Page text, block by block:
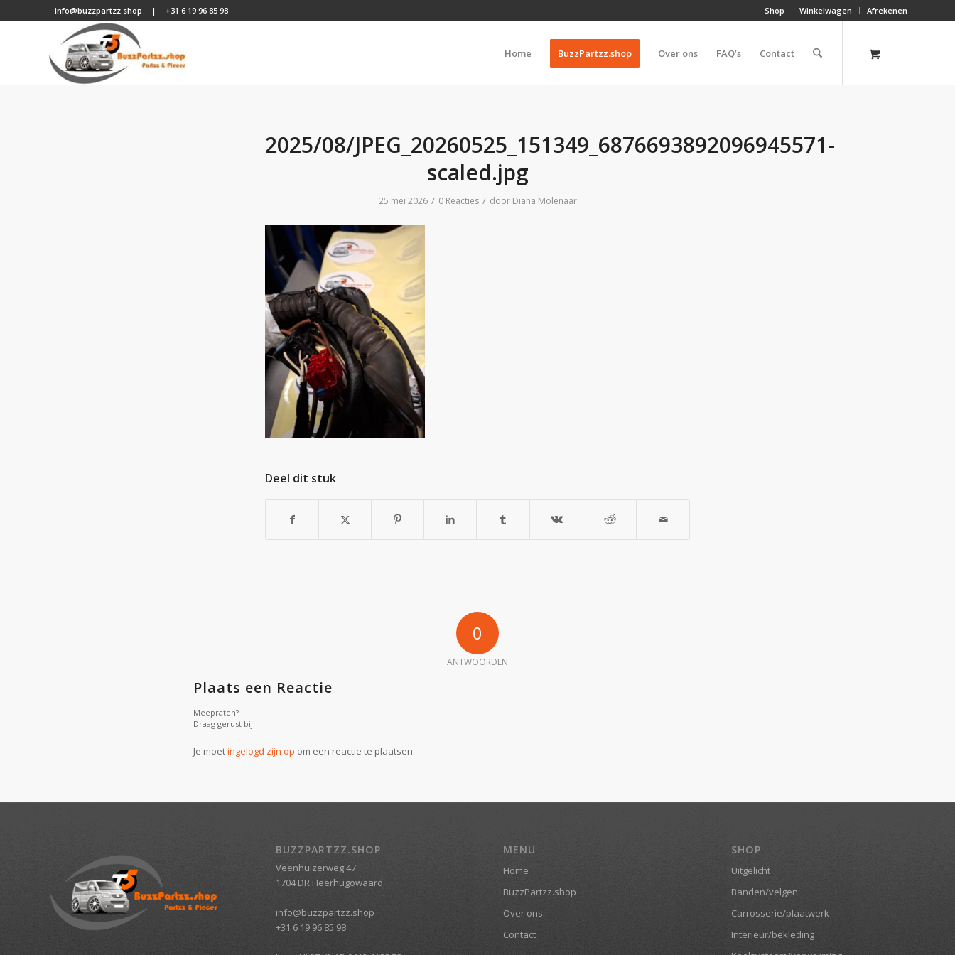
Shop Winkelwagen Afrekenen
info@buzzpartzz.shop | +31 6 19 96 85 98
Home BuzzPartzz.shop Over ons FAQ’s Contact
2025/08/JPEG_20260525_151349_6876693892096945571-
scaled.jpg
25 mei 2026 / 0 Reacties / door Diana Molenaar
Deel dit stuk
0
ANTWOORDEN
Plaats een Reactie
Meepraten?
Draag gerust bij!
Je moetingelogd zijn op om een reactie te plaatsen.
BUZZPARTZZ.SHOP
Veenhuizerweg 47
1704 DR Heerhugowaard
info@buzzpartzz.shop
+31 6 19 96 85 98
MENU
Home
BuzzPartzz.shop
Over ons
Contact
SHOP
Uitgelicht
Banden/velgen
Carrosserie/plaatwerk
Interieur/bekleding